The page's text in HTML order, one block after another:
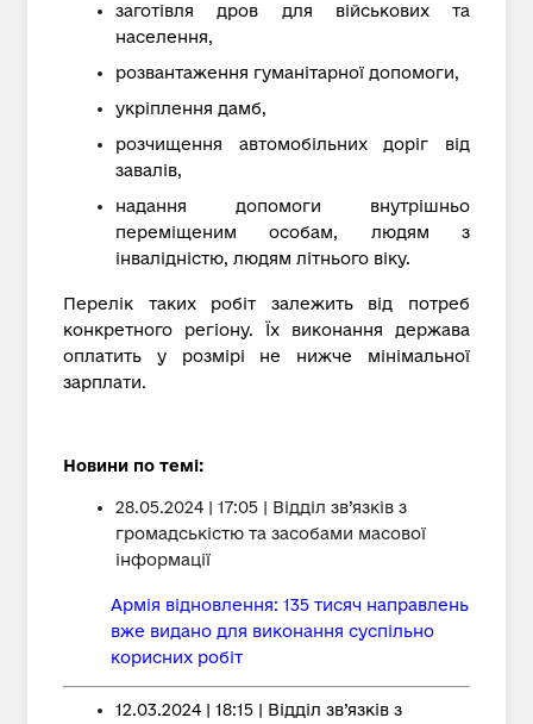
заготівля дров для військових та
населення,
розвантаження гуманітарної допомоги,
укріплення дамб,
розчищення автомобільних доріг від
завалів,
надання допомоги внутрішньо
переміщеним особам, людям з
інвалідністю, людям літнього віку.
Перелік таких робіт залежить від потреб
конкретного регіону. Їх виконання держава
оплатить у розмірі не нижче мінімальної
зарплати.
Новини по темі:
28.05.2024 | 17:05 | Відділ зв’язків з
громадськістю та засобами масової
інформації
Армія відновлення: 135 тисяч направлень
вже видано для виконання суспільно
корисних робіт
12.03.2024 | 18:15 | Відділ зв’язків з